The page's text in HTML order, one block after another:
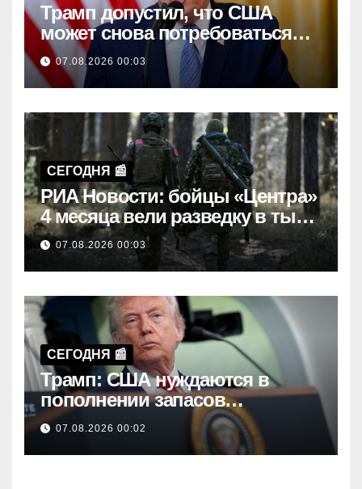
Трамп допустил, что США
может снова потребоваться
пополнение боезапасов
07.08.2026 00:03
СЕГОДНЯ 📰
РИА Новости: бойцы «Центра»
4 месяца вели разведку в тылу
ВСУ в районе Белицкого
07.08.2026 00:03
СЕГОДНЯ 📰
Трамп: США нуждаются в
пополнении запасов
вооружения
07.08.2026 00:02